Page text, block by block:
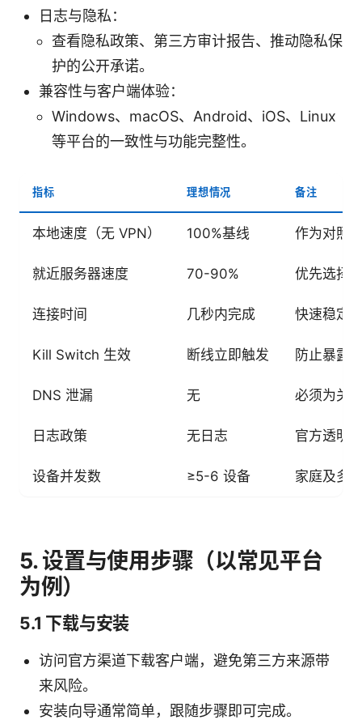
日志与隐私：
查看隐私政策、第三方审计报告、推动隐私保
护的公开承诺。
兼容性与客户端体验：
Windows、macOS、Android、iOS、Linux
等平台的一致性与功能完整性。
指标 理想情况 备注
本地速度（无 VPN） 100%基线 作为对照
就近服务器速度 70-90% 优先选择
连接时间 几秒内完成 快速稳定
Kill Switch 生效 断线立即触发 防止暴露
DNS 泄漏 无 必须为关
日志政策 无日志 官方透明
设备并发数 ≥5-6 设备 家庭及多
5. 设置与使用步骤（以常见平台
为例）
5.1 下载与安装
访问官方渠道下载客户端，避免第三方来源带
来风险。
安装向导通常简单，跟随步骤即可完成。